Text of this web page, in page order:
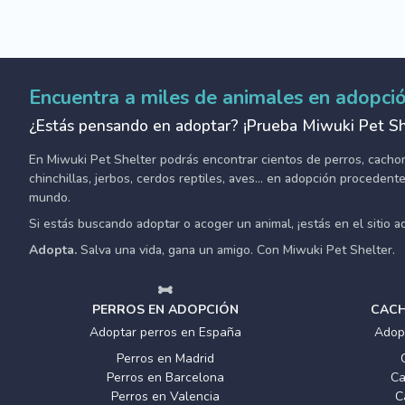
Encuentra a miles de animales en
¿Estás pensando en adoptar? ¡Prueba Miwuki Pet
En Miwuki Pet Shelter podrás encontrar cientos de perros,
chinchillas, jerbos, cerdos reptiles, aves... en adopción
mundo.
Si estás buscando adoptar o acoger un animal, ¡estás en el sitio
Adopta. Salva una vida, gana un amigo. Con Miwuki Pet Shelter.
PERROS EN ADOPCIÓN
Adoptar perros en España
Perros en Madrid
Perros en Barcelona
Perros en Valencia